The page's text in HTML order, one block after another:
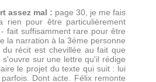
assez mal : page 30, je me fais
rien pour être particulièrement
fait suffisamment rare pour être
la narration à la 3ème personne
récit est chevillée au fait que
sur une lettre qu'il rédige
le projet du texte qui suit : lui
Dont acte. Félix remonte